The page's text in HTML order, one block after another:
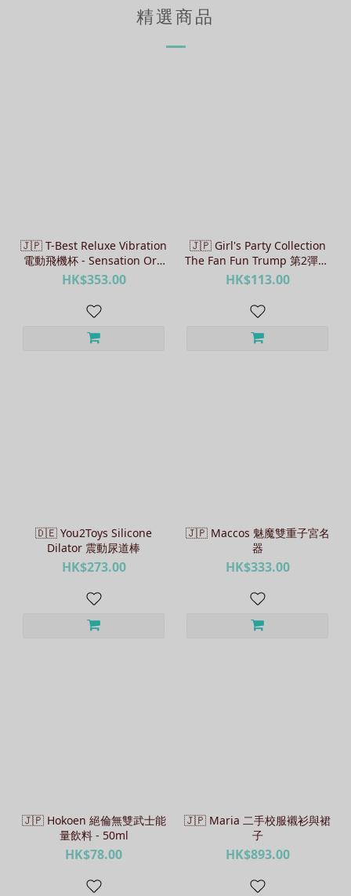
精選商品
🇯🇵 T-Best Reluxe Vibration
電動飛機杯 - Sensation Orb
/ Wild Spikes
HK$353.00
🇯🇵 Girl's Party Collection
The Fan Fun Trump 第2彈AV
女優收藏卡 - 3張
HK$113.00
🇩🇪 You2Toys Silicone
Dilator 震動尿道棒
HK$273.00
🇯🇵 Maccos 魅魔雙重子宮名
器
HK$333.00
🇯🇵 Hokoen 絕倫無雙武士能
量飲料 - 50ml
HK$78.00
🇯🇵 Maria 二手校服襯衫與裙
子
HK$893.00